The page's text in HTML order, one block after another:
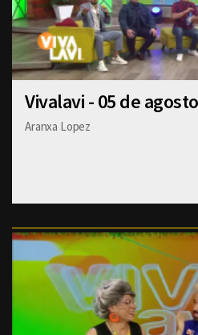
Vivalavi - 05 de
Aranxa Lopez